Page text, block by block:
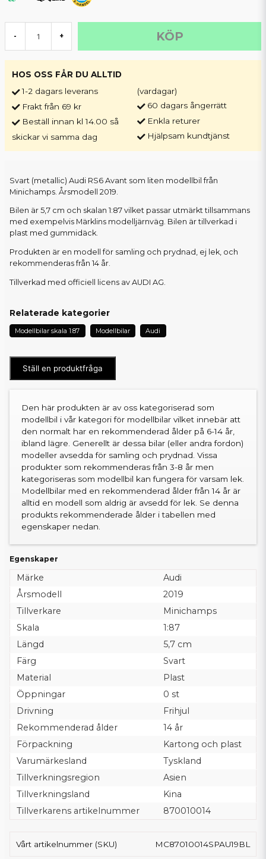
- + KÖP
HOS OSS FÅR DU ALLTID
1-2 dagars leverans
Frakt från 69 kr
Beställ innan kl 14.00 så
skickar vi samma dag
(vardagar)
60 dagars ångerrätt
Enkla returer
Hjälpsam kundtjänst
Svart (metallic) Audi RS6 Avant som liten modellbil från
Minichamps. Årsmodell 2019.
Bilen är 5,7 cm och skalan 1:87 vilket passar utmärkt tillsammans
med exempelvis Märklins modelljärnväg. Bilen är tillverkad i
plast med gummidäck.
Produkten är en modell för samling och prydnad, ej lek, och
rekommenderas från 14 år.
Tillverkad med officiell licens av AUDI AG.
Relaterade kategorier
Modellbilar skala 1:87 Modellbilar Audi
Ställ en produktfråga
Den här produkten är av oss kategoriserad som
modellbil i vår kategori för modellbilar vilket innebär att
den normalt har en rekommenderad ålder på 6-14 år,
ibland lägre. Generellt är dessa bilar (eller andra fordon)
modeller avsedda för samling och prydnad. Vissa
produkter som rekommenderas från 3-8 år men
kategoriseras som modellbil kan fungera för varsam lek.
Modellbilar med en rekommenderad ålder från 14 år är
alltid en modell som aldrig är avsedd för lek. Se denna
produkts rekommenderade ålder i tabellen med
egenskaper nedan.
Egenskaper
Märke
Audi
Årsmodell
2019
Tillverkare
Minichamps
Skala
1:87
Längd
5,7 cm
Färg
Svart
Material
Plast
Öppningar
0 st
Drivning
Frihjul
Rekommenderad ålder
14 år
Förpackning
Kartong och plast
Varumärkesland
Tyskland
Tillverkningsregion
Asien
Tillverkningsland
Kina
Tillverkarens artikelnummer
870010014
Vårt artikelnummer (SKU) MC87010014SPAU19BL